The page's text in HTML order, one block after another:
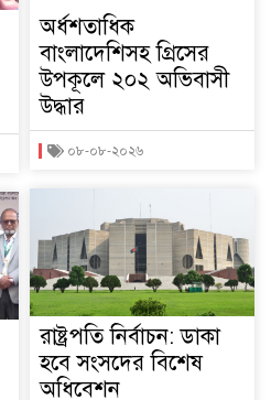
অর্ধশতাধিক
বাংলাদেশিসহ গ্রিসের
উপকূলে ২০২ অভিবাসী
উদ্ধার
০৮-০৮-২০২৬
রাষ্ট্রপতি নির্বাচন: ডাকা
হবে সংসদের বিশেষ
অধিবেশন